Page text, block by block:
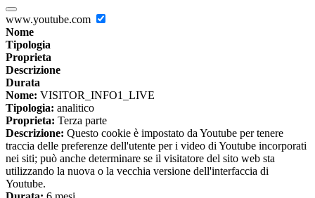
www.youtube.com
Nome
Tipologia
Proprieta
Descrizione
Durata
Nome: VISITOR_INFO1_LIVE
Tipologia: analitico
Proprieta: Terza parte
Descrizione: Questo cookie è impostato da Youtube per tenere
traccia delle preferenze dell'utente per i video di Youtube incorporati
nei siti; può anche determinare se il visitatore del sito web sta
utilizzando la nuova o la vecchia versione dell'interfaccia di
Youtube.